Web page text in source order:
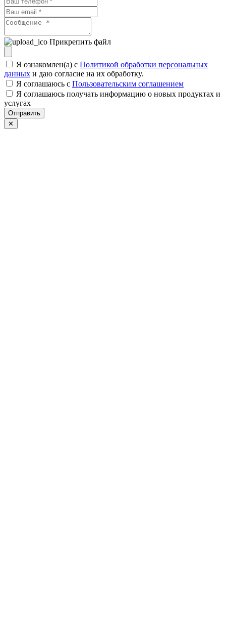
Прикрепить файл
Я ознакомлен(а) с Политикой обработки персональных
данных и даю согласие на их обработку.
Я соглашаюсь c Пользовательским соглашением
Я соглашаюсь получать информацию о новых продуктах и
услугах
Отправить
✕